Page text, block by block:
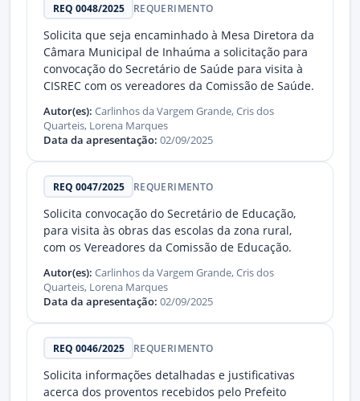
REQ 0048/2025 REQUERIMENTO
Solicita que seja encaminhado à Mesa Diretora da
Câmara Municipal de Inhaúma a solicitação para
convocação do Secretário de Saúde para visita à
CISREC com os vereadores da Comissão de Saúde.
Autor(es): Carlinhos da Vargem Grande, Cris dos
Quarteis, Lorena Marques
Data da apresentação: 02/09/2025
REQ 0047/2025 REQUERIMENTO
Solicita convocação do Secretário de Educação,
para visita às obras das escolas da zona rural,
com os Vereadores da Comissão de Educação.
Autor(es): Carlinhos da Vargem Grande, Cris dos
Quarteis, Lorena Marques
Data da apresentação: 02/09/2025
REQ 0046/2025 REQUERIMENTO
Solicita informações detalhadas e justificativas
acerca dos proventos recebidos pelo Prefeito